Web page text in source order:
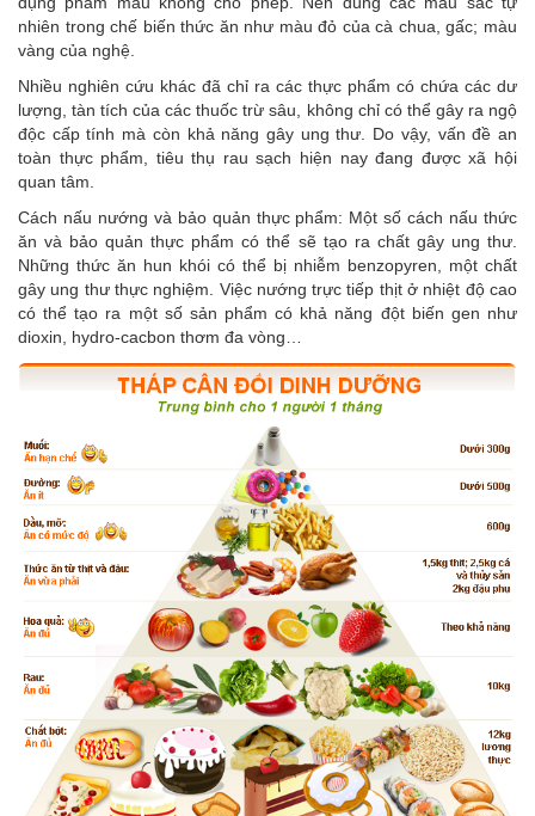
nhiên trong chế biến thức ăn như màu đỏ của cà chua, gấc; màu
vàng của nghệ.
Nhiều nghiên cứu khác đã chỉ ra các thực phẩm có chứa các dư
lượng, tàn tích của các thuốc trừ sâu, không chỉ có thể gây ra ngộ
độc cấp tính mà còn khả năng gây ung thư. Do vậy, vấn đề an
toàn thực phẩm, tiêu thụ rau sạch hiện nay đang được xã hội
quan tâm.
Cách nấu nướng và bảo quản thực phẩm: Một số cách nấu thức
ăn và bảo quản thực phẩm có thể sẽ tạo ra chất gây ung thư.
Những thức ăn hun khói có thể bị nhiễm benzopyren, một chất
gây ung thư thực nghiệm. Việc nướng trực tiếp thịt ở nhiệt độ cao
có thể tạo ra một số sản phẩm có khả năng đột biến gen như
dioxin, hydro-cacbon thơm đa vòng…